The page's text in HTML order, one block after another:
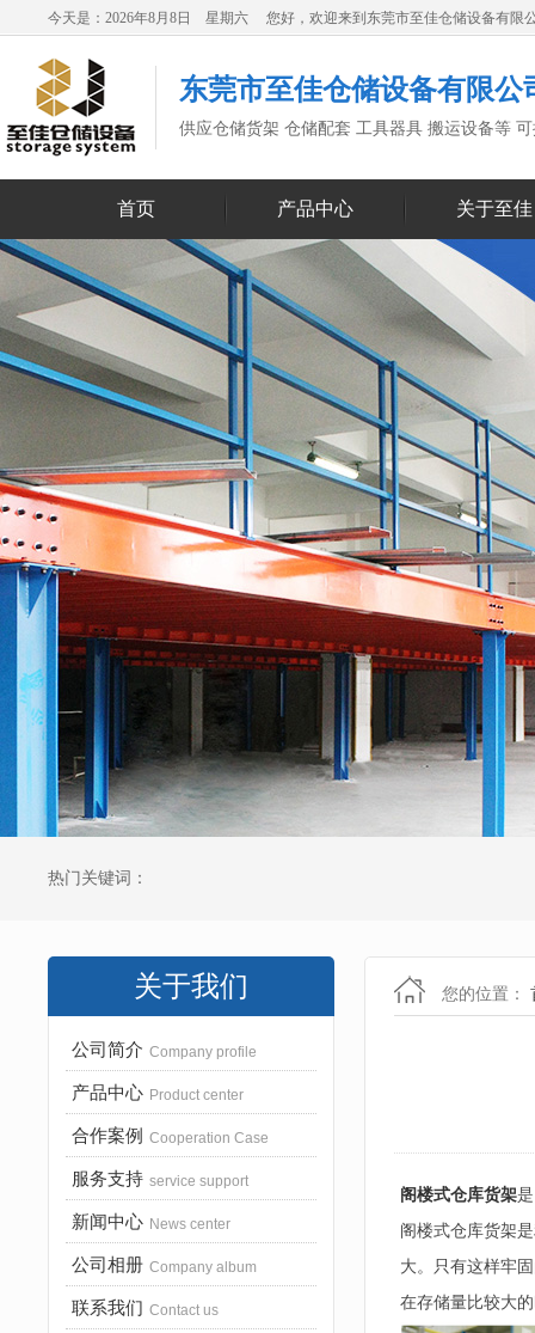
今天是：2026年8月8日 星期六 您好，欢迎来到东莞市至佳仓储设备有限
东莞市至佳仓储设备有限公
供应仓储货架 仓储配套 工具器具 搬运设备等
首页 产品中心 关于至佳
热门关键词：
关于我们
公司简介 Company profile
产品中心 Product center
合作案例 Cooperation Case
服务支持 service support
新闻中心 News center
公司相册 Company album
联系我们 Contact us
您的位置：
阁楼式仓库货架
阁楼式仓库货架
大。只有这样牢
在存储量比较大